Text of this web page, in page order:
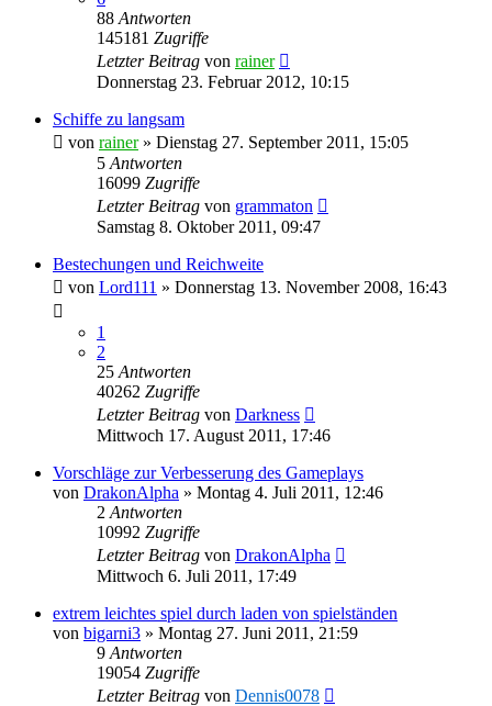
88 Antworten
145181 Zugriffe
Letzter Beitrag von rainer
Donnerstag 23. Februar 2012, 10:15
Schiffe zu langsam
von rainer» Dienstag 27. September 2011, 15:05
5 Antworten
16099 Zugriffe
Letzter Beitrag von grammaton
Samstag 8. Oktober 2011, 09:47
Bestechungen und Reichweite
von Lord111 » Donnerstag 13. November 2008, 16:43
1
2
25 Antworten
40262 Zugriffe
Letzter Beitrag von Darkness
Mittwoch 17. August 2011, 17:46
Vorschläge zur Verbesserung des Gameplays
von DrakonAlpha » Montag 4. Juli 2011, 12:46
2 Antworten
10992 Zugriffe
Letzter Beitrag von DrakonAlpha
Mittwoch 6. Juli 2011, 17:49
extrem leichtes spiel durch laden von spielständen
von bigarni3 » Montag 27. Juni 2011, 21:59
9 Antworten
19054 Zugriffe
Letzter Beitrag von Dennis0078